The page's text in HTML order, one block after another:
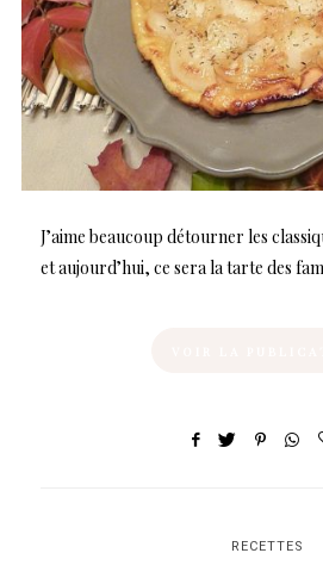
J’aime beaucoup détourner les
et aujourd’hui, ce sera la tarte des
RECETTES